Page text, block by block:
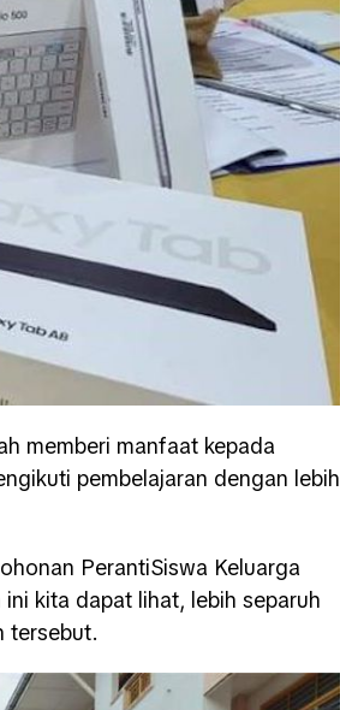
memberi manfaat kepada
pembelajaran dengan lebih
PerantiSiswa Keluarga
kita dapat lihat, lebih separuh
tersebut.